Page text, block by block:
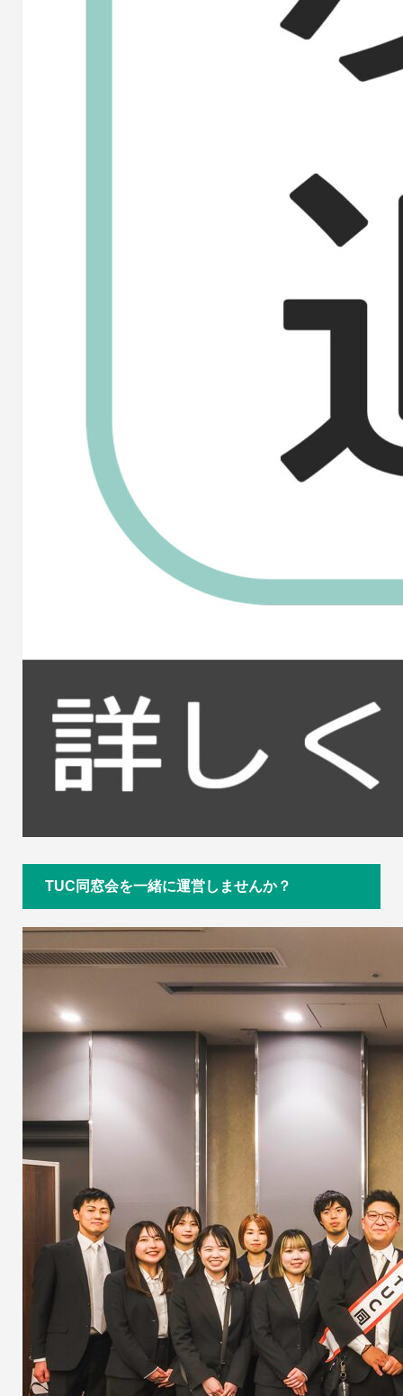
TUC同窓会を一緒に運営しませんか？